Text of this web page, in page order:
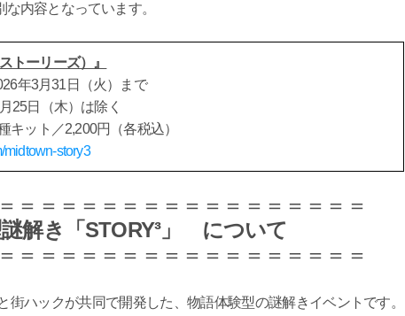
内容となっています。
トーリーズ）』
年3月31日（火）まで
（木）は除く
キット／2,200円（各税込）
midtown-story3
＝＝＝＝＝＝＝＝＝＝＝＝＝＝＝＝＝
解き「STORY³」 について
＝＝＝＝＝＝＝＝＝＝＝＝＝＝＝＝＝
街ハックが共同で開発した、物語体験型の謎解きイベントです。